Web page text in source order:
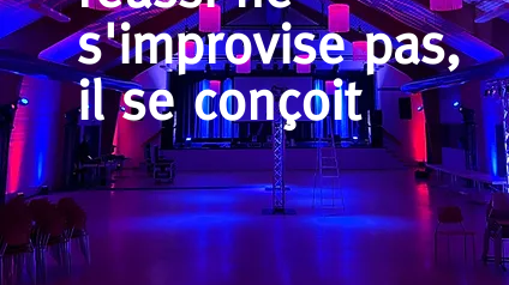
s'improvise pas,
il se conçoit